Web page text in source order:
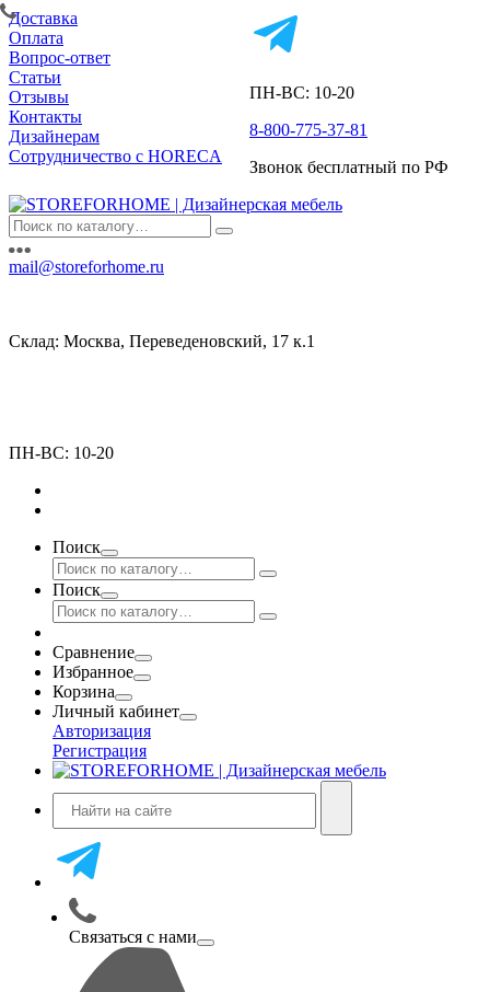
Доставка
Оплата
Вопрос-ответ
Статьи
Отзывы
Контакты
Дизайнерам
Сотрудничество с HORECA
ПН-ВС: 10-20
8-800-775-37-81
Звонок бесплатный по РФ
mail@storeforhome.ru
Склад: Москва, Переведеновский, 17 к.1
ПН-ВС: 10-20
Поиск
Поиск
Сравнение
Избранное
Корзина
Личный кабинет
Авторизация
Регистрация
Связаться с нами